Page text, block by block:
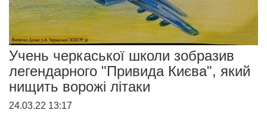
Учень черкаської школи зобразив
легендарного "Привида Києва", який
нищить ворожі літаки
24.03.22 13:17